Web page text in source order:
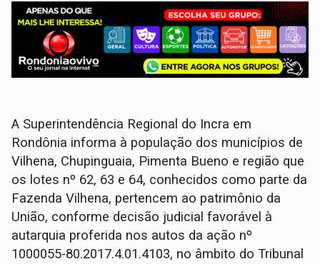
A Superintendência Regional do Incra em
Rondônia informa à população dos municípios de
Vilhena, Chupinguaia, Pimenta Bueno e região que
os lotes nº 62, 63 e 64, conhecidos como parte da
Fazenda Vilhena, pertencem ao patrimônio da
União, conforme decisão judicial favorável à
autarquia proferida nos autos da ação nº
1000055-80.2017.4.01.4103, no âmbito do Tribunal